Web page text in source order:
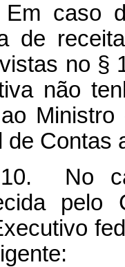
Em caso
de
no §
não
de Contas
No
pelo